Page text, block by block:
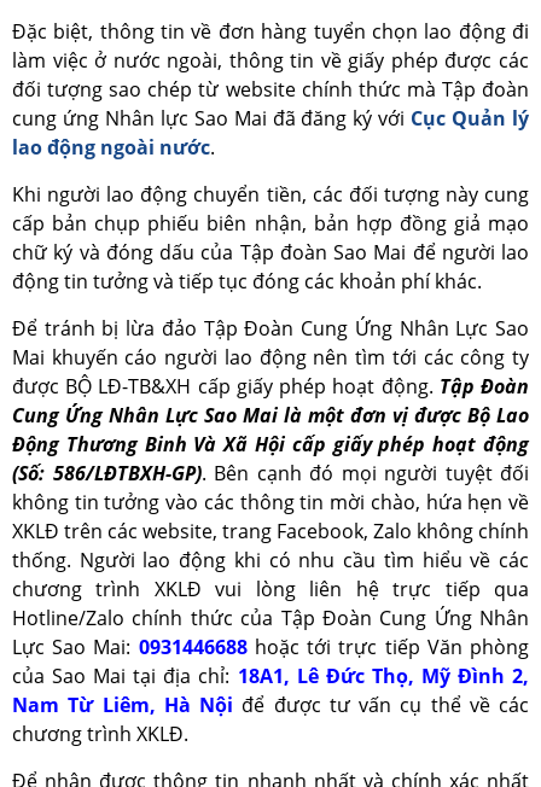
Đặc biệt, thông tin về đơn hàng tuyển chọn lao động đi
làm việc ở nước ngoài, thông tin về giấy phép được các
đối tượng sao chép từ website chính thức mà Tập đoàn
cung ứng Nhân lực Sao Mai đã đăng ký với Cục Quản lý
lao động ngoài nước.
Khi người lao động chuyển tiền, các đối tượng này cung
cấp bản chụp phiếu biên nhận, bản hợp đồng giả mạo
chữ ký và đóng dấu của Tập đoàn Sao Mai để người lao
động tin tưởng và tiếp tục đóng các khoản phí khác.
Để tránh bị lừa đảo Tập Đoàn Cung Ứng Nhân Lực Sao
Mai khuyến cáo người lao động nên tìm tới các công ty
được BỘ LĐ-TB&XH cấp giấy phép hoạt động. Tập Đoàn
Cung Ứng Nhân Lực Sao Mai là một đơn vị được Bộ Lao
Động Thương Binh Và Xã Hội cấp giấy phép hoạt động
(Số: 586/LĐTBXH-GP). Bên cạnh đó mọi người tuyệt đối
không tin tưởng vào các thông tin mời chào, hứa hẹn về
XKLĐ trên các website, trang Facebook, Zalo không chính
thống. Người lao động khi có nhu cầu tìm hiểu về các
chương trình XKLĐ vui lòng liên hệ trực tiếp qua
Hotline/Zalo chính thức của Tập Đoàn Cung Ứng Nhân
Lực Sao Mai: 0931446688 hoặc tới trực tiếp Văn phòng
của Sao Mai tại địa chỉ: 18A1, Lê Đức Thọ, Mỹ Đình 2,
Nam Từ Liêm, Hà Nội để được tư vấn cụ thể về các
chương trình XKLĐ.
Để nhận được thông tin nhanh nhất và chính xác nhất